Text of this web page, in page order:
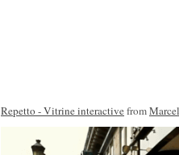
Repetto - Vitrine interactivefromMarcel